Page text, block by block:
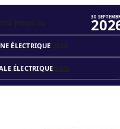
ÉLECTRIQUE 2026
ÉLECTRIQUE 2026
jusqu'au
30